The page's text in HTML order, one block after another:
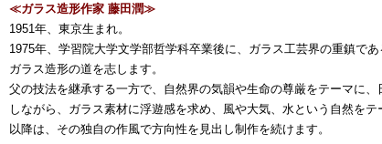
≪ガラス造形作家 藤田潤≫
1951年、東京生まれ。
1975年、学習院大学文学部哲学科卒業後に、ガラス工芸界の重鎮で
ガラス造形の道を志します。
父の技法を継承する一方で、自然界の気韻や生命の尊厳をテーマに、
しながら、ガラス素材に浮遊感を求め、風や大気、水という自然を
以降は、その独自の作風で方向性を見出し制作を続けます。